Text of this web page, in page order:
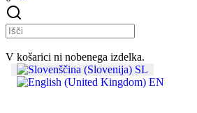
V košarici ni nobenega izdelka.
SL
EN